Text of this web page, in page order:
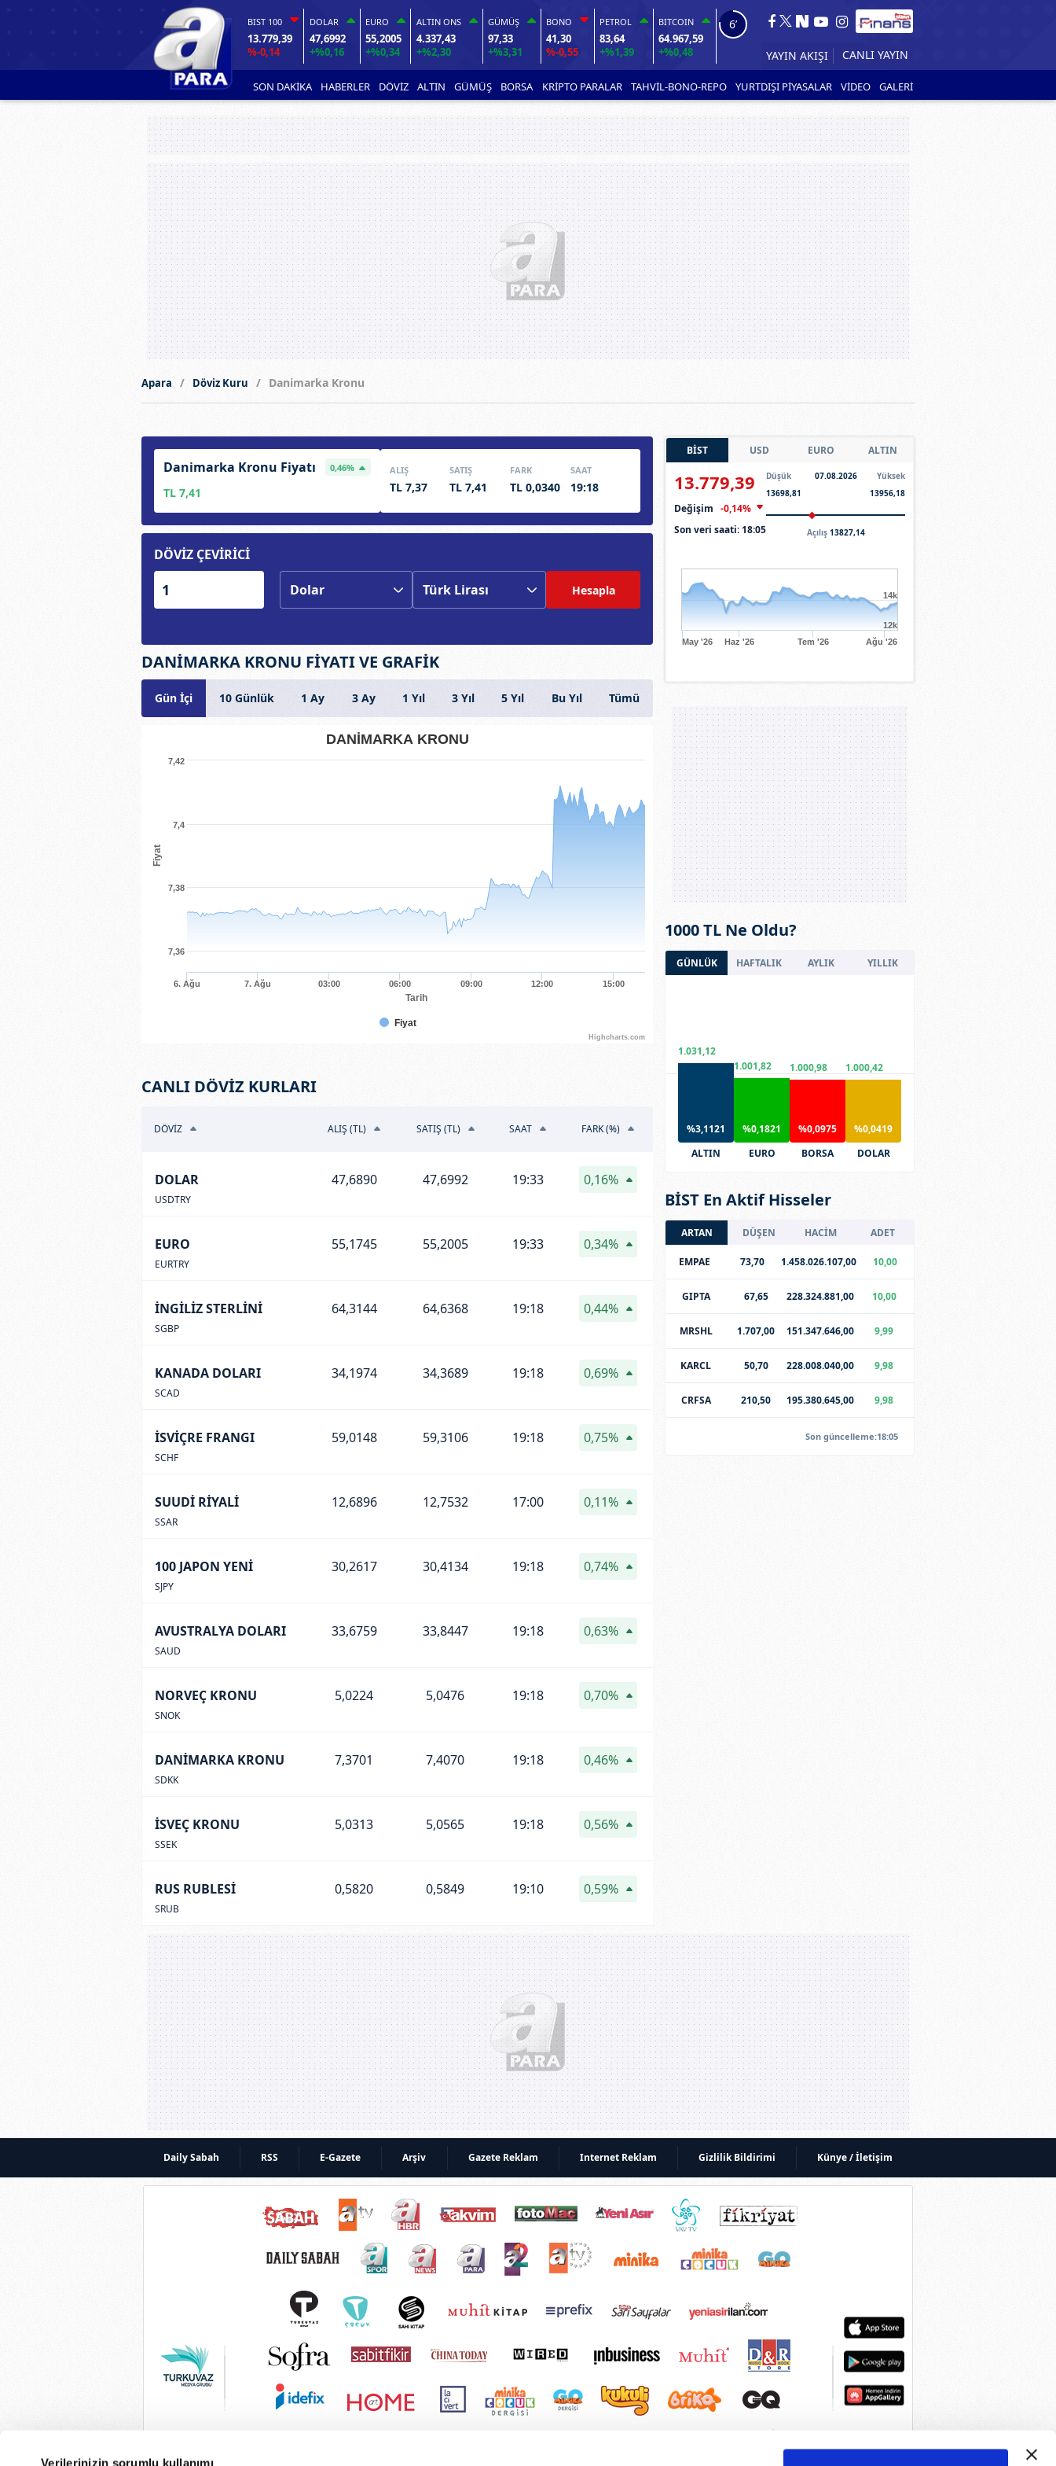
Verilerinizin sorumlu kullanımı
BIST 100
13.779,39
%-0,14
DOLAR
47,6992
+%0,16
EURO
55,2005
+%0,34
ALTIN ONS
4.337,43
+%2,30
GÜMÜŞ
97,33
+%3,31
BONO
41,30
%-0,55
PETROL
83,64
+%1,39
BITCOIN
64.967,59
+%0,48
5’
YAYIN AKIŞI
SON DAKİKA HABERLER DÖVİZ ALTIN GÜMÜŞ BORSA KRİPTO PARALAR TAHVİL-BONO-REPO YURTDIŞI PİYASALAR VİDEO GALERİ
Apara Döviz Kuru Danimarka Kronu
Danimarka Kronu Fiyatı 0,46%
TL 7,41
ALIŞ
TL 7,37
SATIŞ
TL 7,41
FARK
TL 0,0340
SAAT
19:18
DÖVİZ ÇEVİRİCİ
Hesapla
DANİMARKA KRONU FİYATI VE GRAFİK
Gün İçi 10 Günlük 1 Ay 3 Ay 1 Yıl 3 Yıl 5 Yıl Bu Yıl Tümü
Tarih
Fiyat
DANİMARKA KRONU
Fiyat
6. Ağu 7. Ağu 03:00 06:00 09:00 12:00 15:00
7,36
7,38
7,4
7,42
Highcharts.com
CANLI DÖVİZ KURLARI
DÖVİZ ALIŞ (TL) SATIŞ (TL) SAAT FARK (%)
DOLAR
USDTRY
47,6890 47,6992 19:33 0,16%
EURO
EURTRY
55,1745 55,2005 19:33 0,34%
İNGİLİZ STERLİNİ
SGBP
64,3144 64,6368 19:18 0,44%
KANADA DOLARI
SCAD
34,1974 34,3689 19:18 0,69%
İSVİÇRE FRANGI
SCHF
59,0148 59,3106 19:18 0,75%
SUUDİ RİYALİ
SSAR
12,6896 12,7532 17:00 0,11%
100 JAPON YENİ
SJPY
30,2617 30,4134 19:18 0,74%
AVUSTRALYA DOLARI
SAUD
33,6759 33,8447 19:18 0,63%
NORVEÇ KRONU
SNOK
5,0224 5,0476 19:18 0,70%
DANİMARKA KRONU
SDKK
7,3701 7,4070 19:18 0,46%
İSVEÇ KRONU
SSEK
5,0313 5,0565 19:18 0,56%
RUS RUBLESİ
SRUB
0,5820 0,5849 19:10 0,59%
BİST USD EURO ALTIN
13.779,39
Değişim -0,14%
Son veri saati: 18:05
Düşük
13698,81
07.08.2026
Yüksek
13956,18
Açılış 13827,14
May '26 Haz '26 Tem '26 Ağu '26
12k
14k
1000 TL Ne Oldu?
GÜNLÜK HAFTALIK AYLIK YILLIK
1.031,12
%3,1121
ALTIN
1.001,82
%0,1821
EURO
1.000,98
%0,0975
BORSA
1.000,42
%0,0419
DOLAR
BİST En Aktif Hisseler
ARTAN DÜŞEN HACİM ADET
EMPAE 73,70 1.458.026.107,00 10,00
GIPTA 67,65 228.324.881,00 10,00
MRSHL 1.707,00 151.347.646,00 9,99
KARCL 50,70 228.008.040,00 9,98
CRFSA 210,50 195.380.645,00 9,98
Son güncelleme:18:05
Daily Sabah RSS E-Gazete Arşiv Gazete Reklam Internet Reklam Gizlilik Bildirimi Künye / İletişim